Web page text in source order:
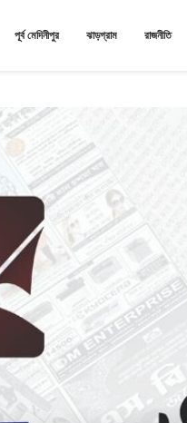
পূর্ব মেদিনীপুর ঝাড়গ্রাম রাজনীতি